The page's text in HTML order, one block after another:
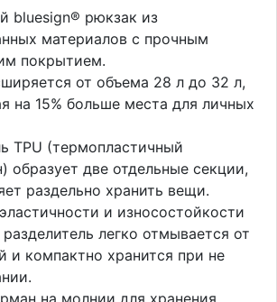
bluesign® рюкзак из
материалов с прочным
покрытием.
от объема 28 л до 32 л,
на 15% больше места для личных
TPU (термопластичный
образует две отдельные секции,
раздельно хранить вещи.
и износостойкости
легко отмывается от
и компактно хранится при не
на молнии для хранения